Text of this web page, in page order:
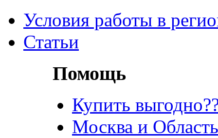
Условия работы в
Статьи
Помощь
Купить
Москва и